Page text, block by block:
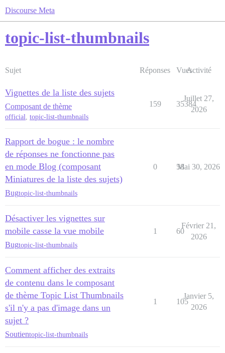
Discourse Meta
topic-list-thumbnails
Sujet Réponses VuesActivité
Vignettes de la liste des sujets
Composant de thème
official, topic-list-thumbnails
159 35384
Juillet 27,
2026
Rapport de bogue : le nombre
de réponses ne fonctionne pas
en mode Blog (composant
Miniatures de la liste des sujets)
Bugtopic-list-thumbnails
0 58
Mai 30, 2026
Désactiver les vignettes sur
mobile casse la vue mobile
Bugtopic-list-thumbnails
1 60
Février 21,
2026
Comment afficher des extraits
de contenu dans le composant
de thème Topic List Thumbnails
s'il n'y a pas d'image dans un
sujet ?
Soutientopic-list-thumbnails
1 105
Janvier 5,
2026